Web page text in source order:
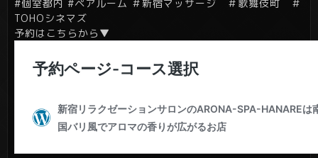
#個室都内 #ペアルーム ＃新宿マッサージ ＃歌舞伎町 ＃
TOHOシネマズ
予約はこちらから▼